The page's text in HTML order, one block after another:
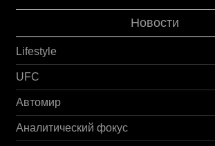
Новости
Lifestyle
UFC
Автомир
Аналитический фокус